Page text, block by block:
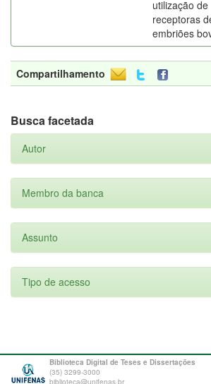
utilização de
receptoras
embriões
Compartilhamento
Busca facetada
Autor
Membro da banca
Assunto
Tipo de acesso
Biblioteca Digital de Teses e Dissertações
(35) 3299-3000
biblioteca@unifenas.br